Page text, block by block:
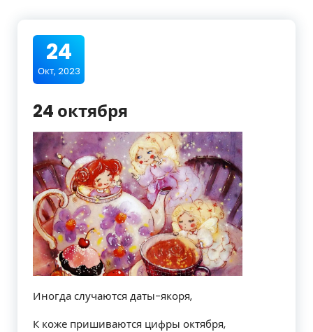
24
Окт, 2023
24 октября
Иногда случаются даты-якоря,
К коже пришиваются цифры октября,